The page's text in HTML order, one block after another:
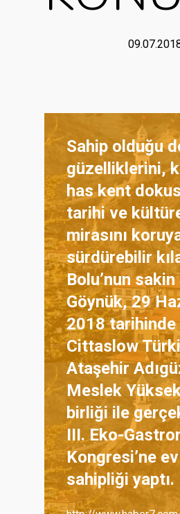
Sahip olduğu
güzelliklerini,
has kent
tarihi ve
mirasını
sürdürebilir
Bolu’nun
Göynük, 29
2018 tarihinde
Cittaslow
Ataşehir
Meslek
birliği ile
III. Eko-
Kongresi’ne ev
sahipliği yaptı.